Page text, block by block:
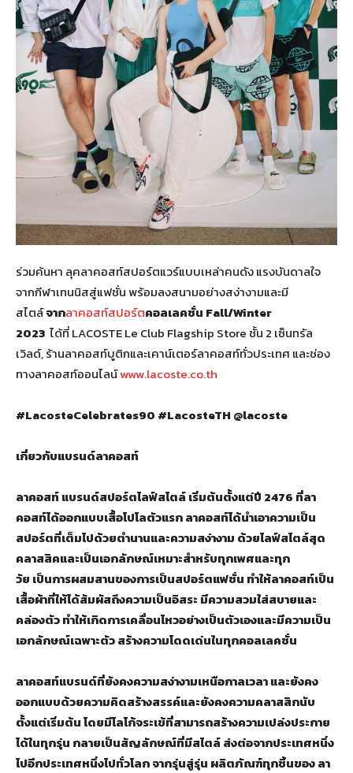
ร่วมค้นหา ลุคลาคอสท์สปอร์ตแวร์แบบเหล่าคนดัง แรงบันดาลใจ
จากกีฬาเทนนิสสู่แฟชั่น พร้อมลงสนามอย่างสง่างามและมี
สไตล์จากลาคอสท์สปอร์ตคอลเลคชั่น Fall/Winter
2023 ได้ที่ LACOSTE Le Club Flagship Store ชั้น 2 เซ็นทรัล
เวิลด์, ร้านลาคอสท์บูติกและเคาน์เตอร์ลาคอสท์ทั่วประเทศ และช่อง
ทางลาคอสท์ออนไลน์www.lacoste.co.th
#LacosteCelebrates90 #LacosteTH @lacoste
เกี่ยวกับแบรนด์ลาคอสท์
ลาคอสท์ แบรนด์สปอร์ตไลฟ์สไตล์ เริ่มต้นตั้งแต่ปี 2476 ที่ลา
คอสท์ได้ออกแบบเสื้อโปโลตัวแรก ลาคอสท์ได้นำเอาความเป็น
สปอร์ตที่เต็มไปด้วยตำนานและความสง่างาม ด้วยไลฟ์สไตล์สุด
คลาสสิคและเป็นเอกลักษณ์เหมาะสำหรับทุกเพศและทุก
วัย เป็นการผสมสานของการเป็นสปอร์ตแฟชั่น ทำให้ลาคอสท์เป็น
เสื้อผ้าที่ให้ได้สัมผัสถึงความเป็นอิสระ มีความสวมใส่สบายและ
คล่องตัว ทำให้เกิดการเคลื่อนไหวอย่างเป็นตัวเองและมีความเป็น
เอกลักษณ์เฉพาะตัว สร้างความโดดเด่นในทุกคอลเลคชั่น
ลาคอสท์แบรนด์ที่ยังคงความสง่างามเหนือกาลเวลา และยังคง
ออกแบบด้วยความคิดสร้างสรรค์และยังคงความคลาสสิกนับ
ตั้งแต่เริ่มต้น โดยมีโลโก้จระเข้ที่สามารถสร้างความเปล่งประกาย
ได้ในทุกรุ่น กลายเป็นสัญลักษณ์ที่มีสไตล์ ส่งต่อจากประเทศหนึ่ง
ไปอีกประเทศหนึ่งไปทั่วโลก จากรุ่นสู่รุ่น ผลิตภัณฑ์ทุกชิ้นของ ลา